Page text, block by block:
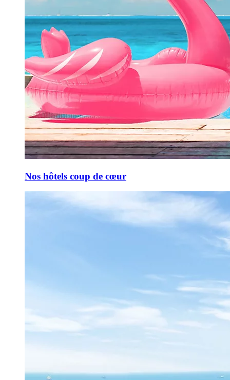
Nos hôtels coup de cœur